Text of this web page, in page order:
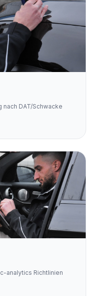
DAT/Schwacke
analytics Richtlinien